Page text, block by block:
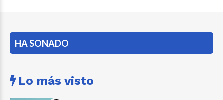
HA SONADO
Lo más visto